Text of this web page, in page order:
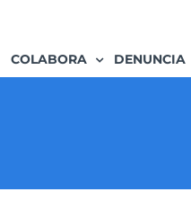
COLABORA DENUNCIA